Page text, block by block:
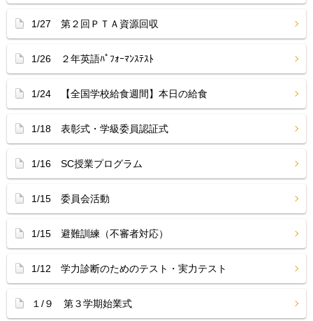
1/27 第２回ＰＴＡ資源回収
1/26 ２年英語ﾊﾟﾌｫｰﾏﾝｽﾃｽﾄ
1/24 【全国学校給食週間】本日の給食
1/18 表彰式・学級委員認証式
1/16 SC授業プログラム
1/15 委員会活動
1/15 避難訓練（不審者対応）
1/12 学力診断のためのテスト・実力テスト
１/９ 第３学期始業式